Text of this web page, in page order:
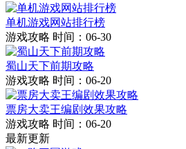
单机游戏网站排行榜
游戏攻略 时间：06-30
蜀山天下前期攻略
游戏攻略 时间：06-20
票房大卖王编剧效果攻略
游戏攻略 时间：06-20
最新更新